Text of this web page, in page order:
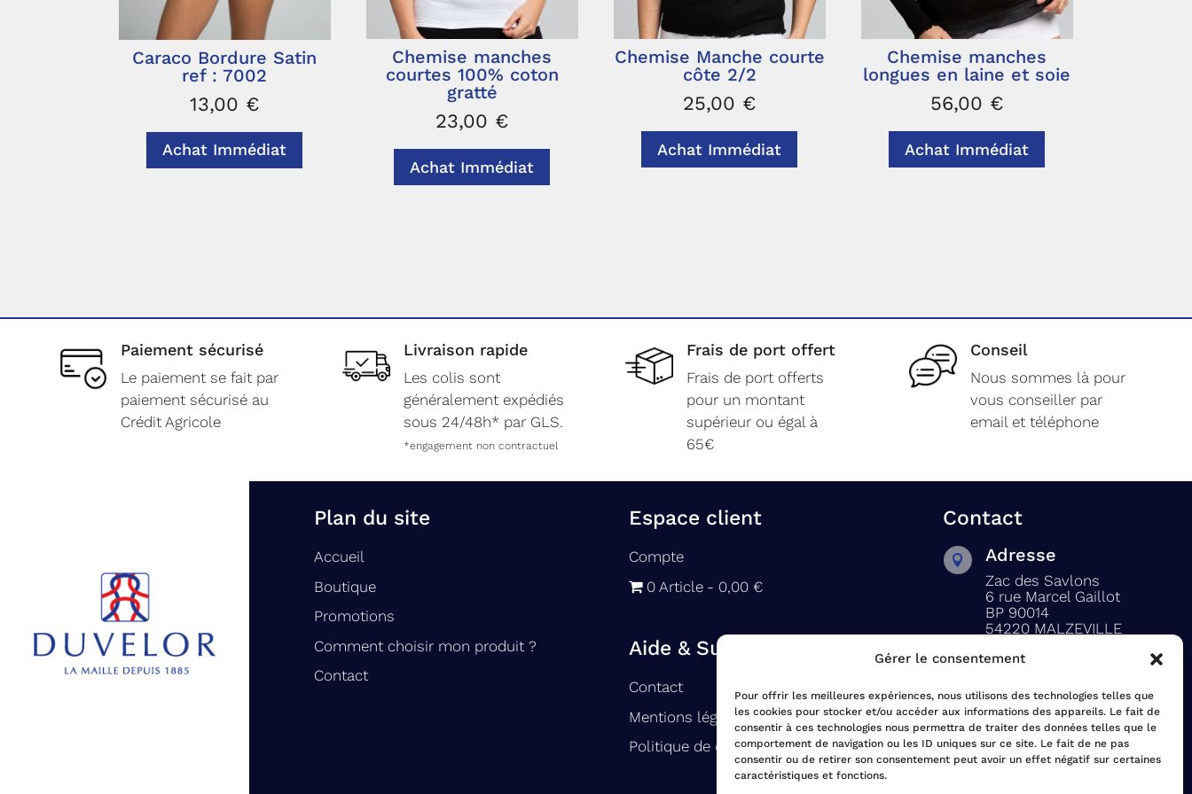
Gérer le consentement
Pour offrir les meilleures expériences, nous utilisons des technologies telles que
les cookies pour stocker et/ou accéder aux informations des appareils. Le fait de
consentir à ces technologies nous permettra de traiter des données telles que le
comportement de navigation ou les ID uniques sur ce site. Le fait de ne pas
consentir ou de retirer son consentement peut avoir un effet négatif sur certaines
caractéristiques et fonctions.
Caraco Bordure Satin
ref : 7002
13,00 €
Achat Immédiat
Chemise manches
courtes 100% coton
gratté
23,00 €
Achat Immédiat
Chemise Manche courte
côte 2/2
25,00 €
Achat Immédiat
Chemise manches
longues en laine et soie
56,00 €
Achat Immédiat
Paiement sécurisé
Le paiement se fait par
paiement sécurisé au
Crédit Agricole
Livraison rapide
Les colis sont
généralement expédiés
sous 24/48h* par GLS.
*engagement non contractuel
Frais de port offert
Frais de port offerts
pour un montant
supérieur ou égal à
65€
Conseil
Nous sommes là pour
vous conseiller par
email et téléphone
Plan du site
Accueil
Boutique
Promotions
Comment choisir mon produit ?
Contact
Espace client
Compte
0 Article
0,00 €
Aide & Support
Contact
Mentions légales
Politique de confidentialité
Contact
 Adresse
Zac des Savlons
6 rue Marcel Gaillot
BP 90014
54220 MALZEVILLE
 Téléphone
03 83 22 83 43
 Email
solaytex@wanadoo.fr